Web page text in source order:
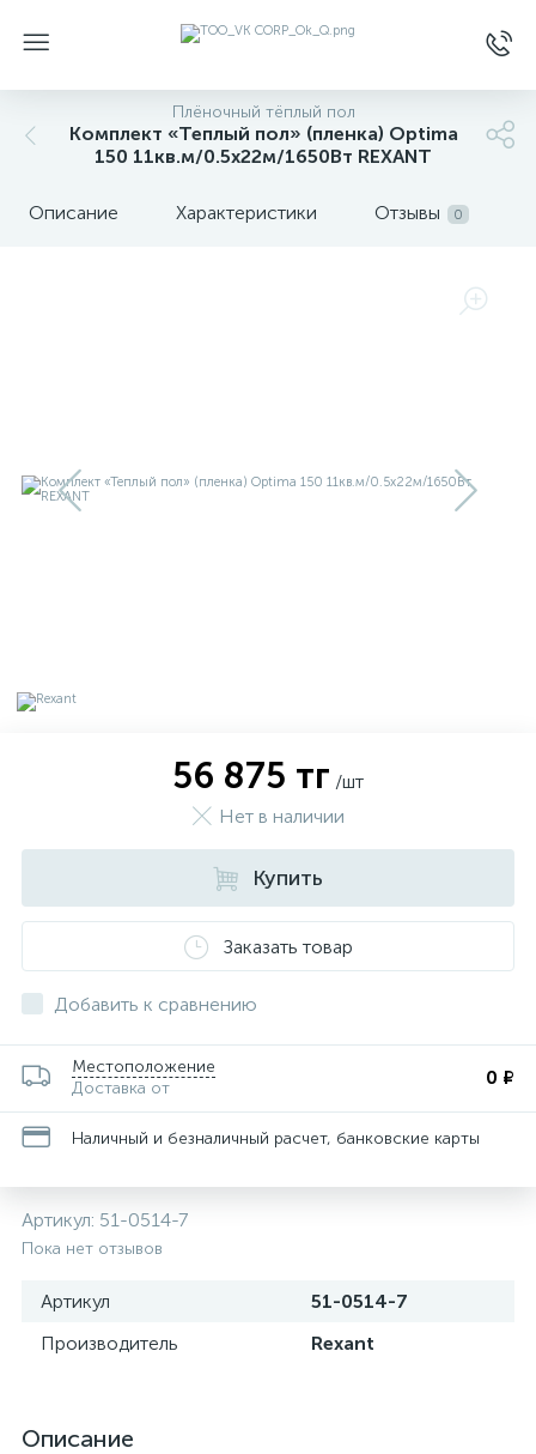
Плёночный тёплый пол
Комплект «Теплый пол» (пленка) Optima
150 11кв.м/0.5х22м/1650Вт REXANT
Описание Характеристики Отзывы 0
56 875 тг /шт
Нет в наличии
Купить
Заказать товар
Добавить к сравнению
Местоположение
Доставка от
0 ₽
Наличный и безналичный расчет, банковские карты
Артикул: 51-0514-7
Пока нет отзывов
Артикул
51-0514-7
Производитель
Rexant
Описание